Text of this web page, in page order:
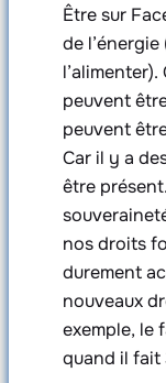
Être sur
de
peuvent
peuvent
Car il y a
être
nos droits
durement
nouveaux
exemple, le
quand il fait